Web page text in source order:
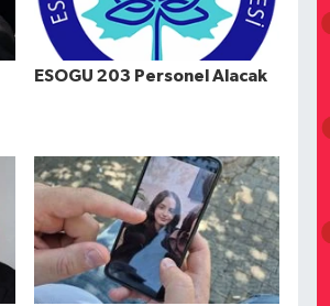
ESOGU 203 Personel Alacak